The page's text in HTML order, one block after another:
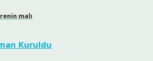
malı
Kuruldu